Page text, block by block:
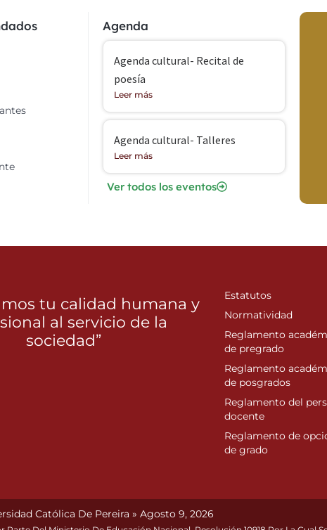
Agenda
Agenda cultural- Recital de
poesía
Leer más
Agenda cultural- Talleres
Leer más
Ver todos los eventos
tu calidad humana y
al servicio de la
sociedad”
Estatutos
Normatividad
Reglamento
de pregrado
Reglamento
de posgrados
Reglamento del
docente
Reglamento de
de grado
Católica De Pereira » Agosto 9, 2026